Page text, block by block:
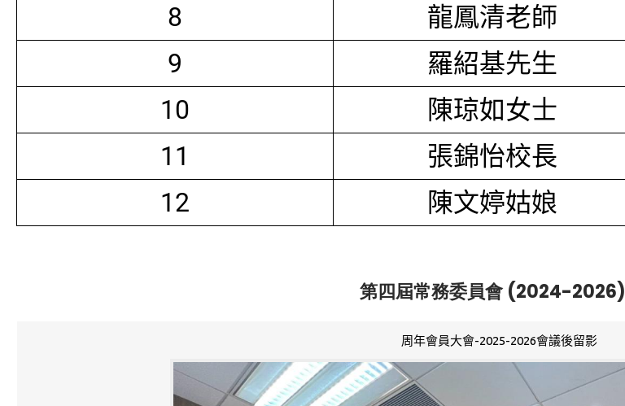
8
龍鳳清老師
9
羅紹基先生
10
陳琼如女士
11
張錦怡校長
12
陳文婷姑娘
第四屆常務委員會 (2024-2026)
周年會員大會-2025-2026會議後留影